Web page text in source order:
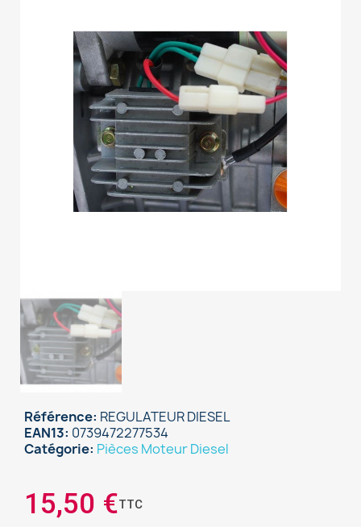
Référence REGULATEUR DIESEL
EAN13 0739472277534
Catégorie Pièces Moteur Diesel
15,50 €TTC
You need to be logged in to save products in your